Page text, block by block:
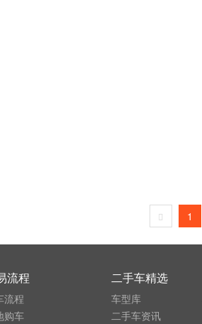
1
流程
流程
购车
二手车精选
车型库
二手车资讯